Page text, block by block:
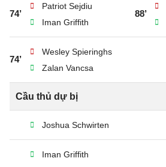
74’
Patriot Sejdiu
Iman Griffith
88’
74’
Wesley Spieringhs
Zalan Vancsa
Cầu thủ dự bị
Joshua Schwirten
Iman Griffith